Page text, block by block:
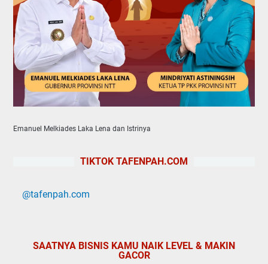
Emanuel Melkiades Laka Lena dan Istrinya
TIKTOK TAFENPAH.COM
@tafenpah.com
SAATNYA BISNIS KAMU NAIK LEVEL & MAKIN
GACOR